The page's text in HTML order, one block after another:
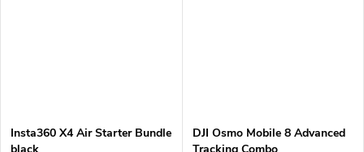
Insta360 X4 Air Starter Bundle
black
DJI Osmo Mobile 8 Advanced
Tracking Combo